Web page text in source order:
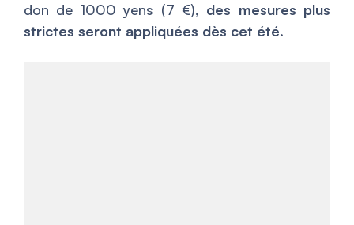
don de 1000 yens (7 €), des mesures plus
strictes seront appliquées dès cet été.